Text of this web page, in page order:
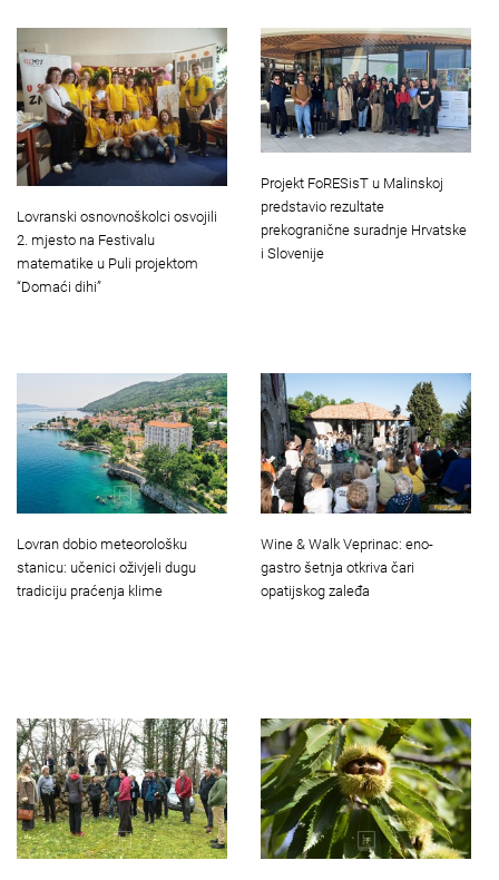
Lovranski osnovnoškolci osvojili
2. mjesto na Festivalu
matematike u Puli projektom
“Domaći dihi”
Projekt FoRESisT u Malinskoj
predstavio rezultate
prekogranične suradnje Hrvatske
i Slovenije
Lovran dobio meteorološku
stanicu: učenici oživjeli dugu
tradiciju praćenja klime
Wine & Walk Veprinac: eno-
gastro šetnja otkriva čari
opatijskog zaleđa